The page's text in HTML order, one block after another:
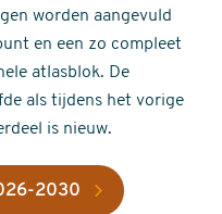
worden aangevuld
en een zo compleet
atlasblok. De
als tijdens het vorige
is nieuw.
2030